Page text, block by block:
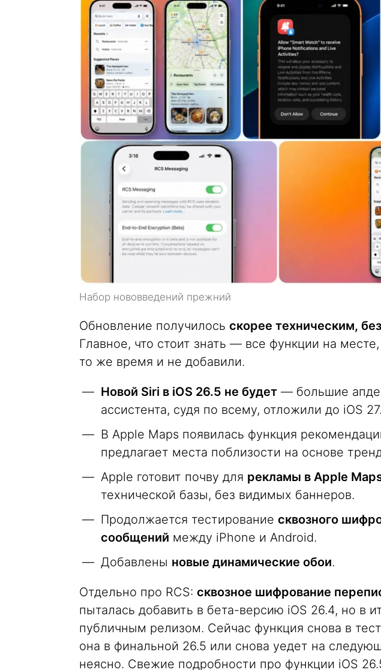
Набор нововведений прежний
Обновление получилось скорее техническим,
Главное, что стоит знать — все функции на
то же время и не добавили.
Новой Siri в iOS 26.5 не будет — большие
ассистента, судя по всему, отложили до iOS 27.
В Apple Maps появилась функция
предлагает места поблизости на основе
Apple готовит почву для рекламы в Apple
технической базы, без видимых баннеров.
Продолжается тестирование сквозного
сообщений между iPhone и Android.
Добавлены новые динамические обои.
Отдельно про RCS: сквозное шифрование
пыталась добавить в бета-версию iOS 26.4, но в
публичным релизом. Сейчас функция снова в
она в финальной 26.5 или снова уедет на
неясно. Свежие подробности про функции iOS